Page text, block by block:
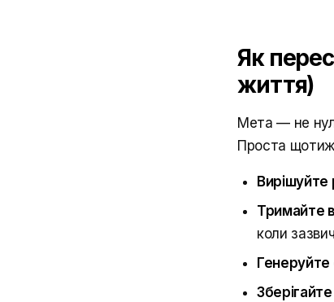
Як
життя)
Мета — не
Проста
Тримайте
коли
Генеруйте